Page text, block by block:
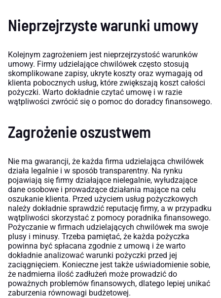
Nieprzejrzyste warunki umowy
Kolejnym zagrożeniem jest nieprzejrzystość warunków
umowy. Firmy udzielające chwilówek często stosują
skomplikowane zapisy, ukryte koszty oraz wymagają od
klienta pobocznych usług, które zwiększają koszt całości
pożyczki. Warto dokładnie czytać umowę i w razie
wątpliwości zwrócić się o pomoc do doradcy finansowego.
Zagrożenie oszustwem
Nie ma gwarancji, że każda firma udzielająca chwilówek
działa legalnie i w sposób transparentny. Na rynku
pojawiają się firmy działające nielegalnie, wyłudzające
dane osobowe i prowadzące działania mające na celu
oszukanie klienta. Przed użyciem usług pożyczkowych
należy dokładnie sprawdzić reputację firmy, a w przypadku
wątpliwości skorzystać z pomocy poradnika finansowego.
Pożyczanie w firmach udzielających chwilówek ma swoje
plusy i minusy. Trzeba pamiętać, że każda pożyczka
powinna być spłacana zgodnie z umową i że warto
dokładnie analizować warunki pożyczki przed jej
zaciągnięciem. Konieczne jest także uświadomienie sobie,
że nadmierna ilość zadłużeń może prowadzić do
poważnych problemów finansowych, dlatego lepiej unikać
zaburzenia równowagi budżetowej.